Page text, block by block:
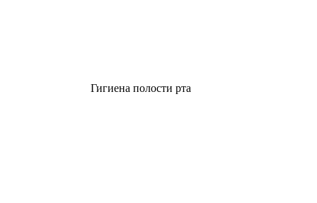
Гигиена полости рта